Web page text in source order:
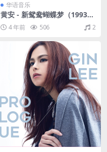
华语音乐
黄安 - 新鸳鸯蝴蝶梦（1993/F
LAC/分轨/245M）
4 年前 506 2